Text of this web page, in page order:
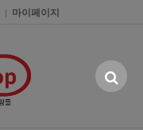
| 마이페이지